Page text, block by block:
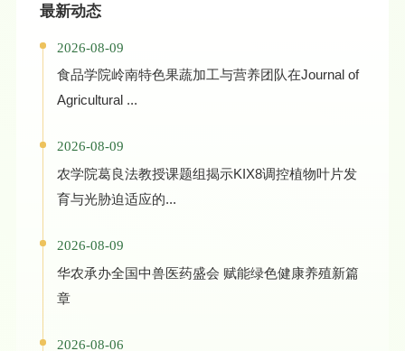
最新动态
2026-08-09
食品学院岭南特色果蔬加工与营养团队在Journal of
Agricultural ...
2026-08-09
农学院葛良法教授课题组揭示KIX8调控植物叶片发
育与光胁迫适应的...
2026-08-09
华农承办全国中兽医药盛会 赋能绿色健康养殖新篇
章
2026-08-06